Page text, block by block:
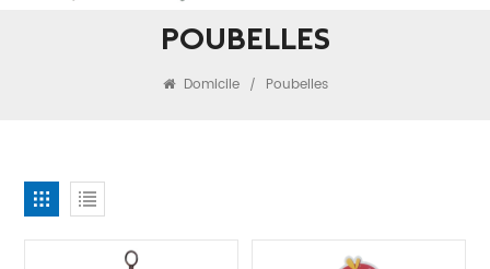
POUBELLES
Domicile / Poubelles